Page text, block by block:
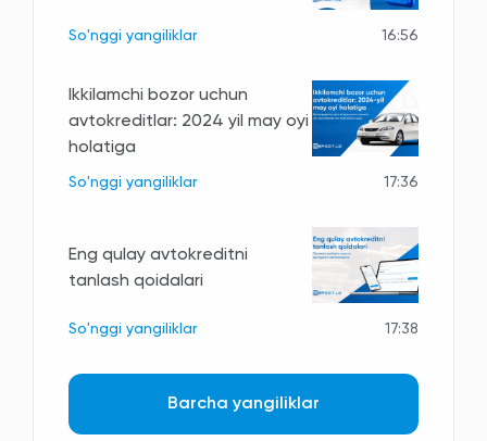
So'nggi yangiliklar 16:56
Ikkilamchi bozor uchun
avtokreditlar: 2024 yil may oyi
holatiga
So'nggi yangiliklar 17:36
Eng qulay avtokreditni
tanlash qoidalari
So'nggi yangiliklar 17:38
Barcha yangiliklar